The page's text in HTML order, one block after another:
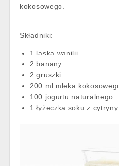
kokosowego.
Składniki:
1 laska wanilii
2 banany
2 gruszki
200 ml mleka
100 jogurtu naturalnego
1 łyżeczka soku z cytryny